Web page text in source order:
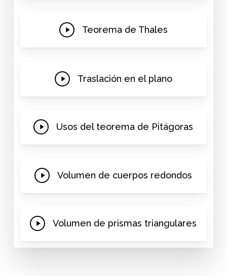
Play
Teorema de Thales
Play
Traslación en el plano
Play
Usos del teorema de Pitágoras
Play
Volumen de cuerpos redondos
Play
Volumen de prismas triangulares